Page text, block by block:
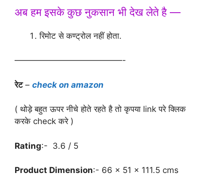
अब हम इसके कुछ नुकसान भी देख लेते है —
रिमोट से कण्ट्रोल नहीं होता.
—————————————-
रेट– check on amazon
( थोड़े बहुत ऊपर नीचे होते रहते है तो कृपया link परे क्लिक
करके check करे )
Rating:- 3.6 / 5
Product Dimension:- 66 x 51 x 111.5 cms